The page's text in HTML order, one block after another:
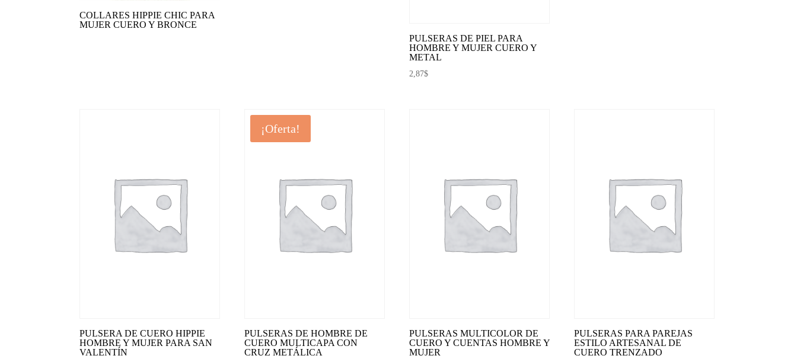
COLLARES HIPPIE CHIC PARA
MUJER CUERO Y BRONCE
PULSERAS DE PIEL PARA
HOMBRE Y MUJER CUERO Y
METAL
2,87$
PULSERA DE CUERO HIPPIE
HOMBRE Y MUJER PARA SAN
VALENTÍN
¡Oferta!
PULSERAS DE HOMBRE DE
CUERO MULTICAPA CON
CRUZ METÁLICA
PULSERAS MULTICOLOR DE
CUERO Y CUENTAS HOMBRE Y
MUJER
PULSERAS PARA PAREJAS
ESTILO ARTESANAL DE
CUERO TRENZADO